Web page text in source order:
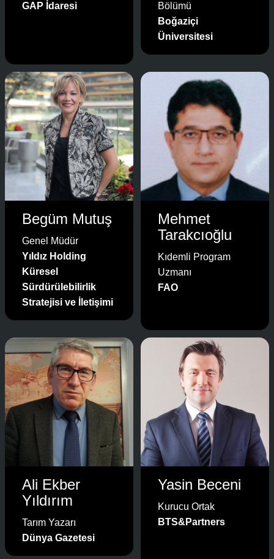
GAP İdaresi
Bölümü
Boğaziçi
Üniversitesi
Begüm Mutuş
Genel Müdür
Yıldız Holding
Küresel
Sürdürülebilirlik
Stratejisi ve İletişimi
Mehmet
Tarakcıoğlu
Kıdemli Program
Uzmanı
FAO
Ali Ekber
Yıldırım
Tarım Yazarı
Dünya Gazetesi
Yasin Beceni
Kurucu Ortak
BTS&Partners